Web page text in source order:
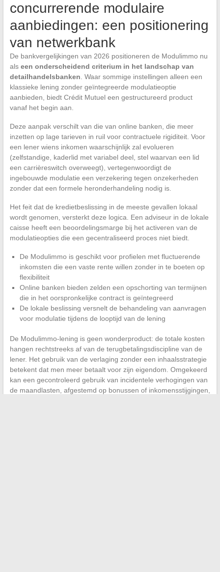
concurrerende modulaire
aanbiedingen: een positionering
van netwerkbank
De bankvergelijkingen van 2026 positioneren de Modulimmo nu
als een onderscheidend criterium in het landschap van
detailhandelsbanken. Waar sommige instellingen alleen een
klassieke lening zonder geïntegreerde modulatieoptie
aanbieden, biedt Crédit Mutuel een gestructureerd product
vanaf het begin aan.
Deze aanpak verschilt van die van online banken, die meer
inzetten op lage tarieven in ruil voor contractuele rigiditeit. Voor
een lener wiens inkomen waarschijnlijk zal evolueren
(zelfstandige, kaderlid met variabel deel, stel waarvan een lid
een carrièreswitch overweegt), vertegenwoordigt de
ingebouwde modulatie een verzekering tegen onzekerheden
zonder dat een formele heronderhandeling nodig is.
Het feit dat de kredietbeslissing in de meeste gevallen lokaal
wordt genomen, versterkt deze logica. Een adviseur in de lokale
caisse heeft een beoordelingsmarge bij het activeren van de
modulatieopties die een gecentraliseerd proces niet biedt.
De Modulimmo is geschikt voor profielen met fluctuerende
inkomsten die een vaste rente willen zonder in te boeten op
flexibiliteit
Online banken bieden zelden een opschorting van termijnen
die in het oorspronkelijke contract is geïntegreerd
De lokale beslissing versnelt de behandeling van aanvragen
voor modulatie tijdens de looptijd van de lening
De Modulimmo-lening is geen wonderproduct: de totale kosten
hangen rechtstreeks af van de terugbetalingsdiscipline van de
lener. Het gebruik van de verlaging zonder een inhaalsstrategie
betekent dat men meer betaalt voor zijn eigendom. Omgekeerd
kan een gecontroleerd gebruik van incidentele verhogingen van
de maandlasten, afgestemd op bonussen of inkomensstijgingen,